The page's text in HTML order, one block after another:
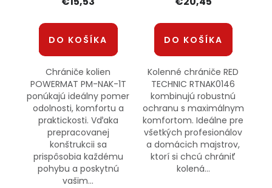
DO KOŠÍKA
Chrániče kolien
POWERMAT PM-NAK-1T
ponúkajú ideálny pomer
odolnosti, komfortu a
praktickosti. Vďaka
prepracovanej
konštrukcii sa
prispôsobia každému
pohybu a poskytnú
vašim...
DO KOŠÍKA
Kolenné chrániče RED
TECHNIC RTNAK0146
kombinujú robustnú
ochranu s maximálnym
komfortom. Ideálne pre
všetkých profesionálov
a domácich majstrov,
ktorí si chcú chrániť
kolená...